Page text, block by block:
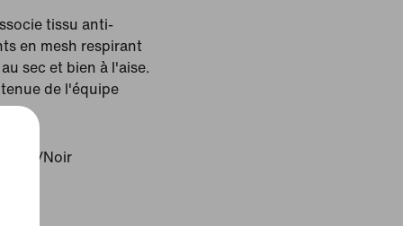
tissu anti-
en mesh respirant
sec et bien à l'aise.
tenue de l'équipe
Royal/Noir